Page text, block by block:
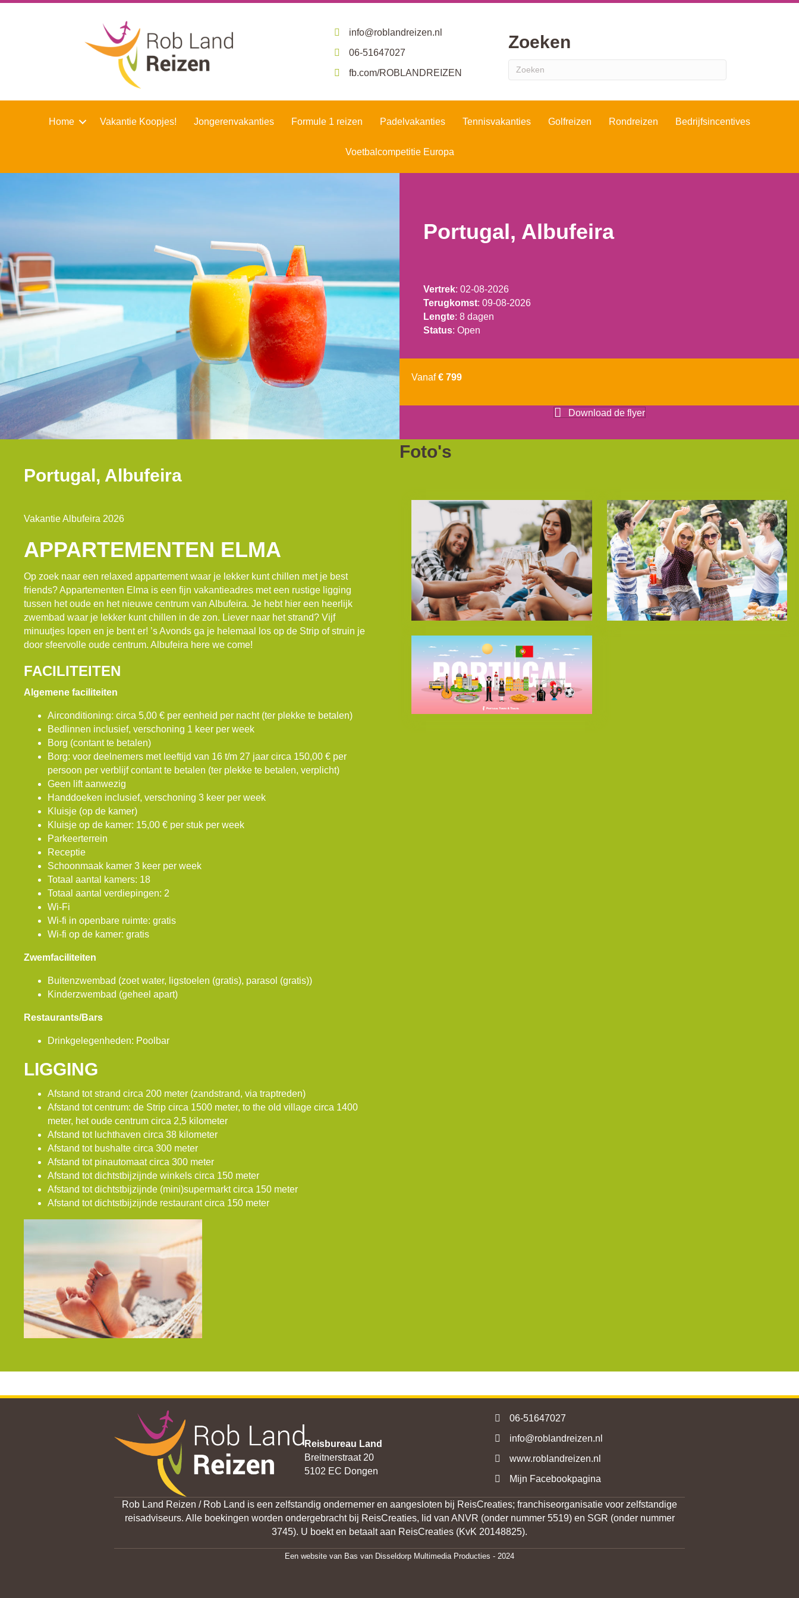
info@roblandreizen.nl
06-51647027
fb.com/ROBLANDREIZEN
Zoeken
Home Vakantie Koopjes! Jongerenvakanties Formule 1 reizen Padelvakanties Tennisvakanties Golfreizen Rondreizen Bedrijfsincentives
Voetbalcompetitie Europa
Portugal, Albufeira
Vertrek: 02-08-2026
Terugkomst: 09-08-2026
Lengte: 8 dagen
Status: Open
Vanaf€ 799
Download de flyer
Portugal, Albufeira
Foto's
Vakantie Albufeira 2026
APPARTEMENTEN ELMA
Op zoek naar een relaxed appartement waar je lekker kunt chillen met je best
friends? Appartementen Elma is een fijn vakantieadres met een rustige ligging
tussen het oude en het nieuwe centrum van Albufeira. Je hebt hier een heerlijk
zwembad waar je lekker kunt chillen in de zon. Liever naar het strand? Vijf
minuutjes lopen en je bent er! ’s Avonds ga je helemaal los op de Strip of struin je
door sfeervolle oude centrum. Albufeira here we come!
FACILITEITEN
Algemene faciliteiten
Airconditioning: circa 5,00 € per eenheid per nacht (ter plekke te betalen)
Bedlinnen inclusief, verschoning 1 keer per week
Borg (contant te betalen)
Borg: voor deelnemers met leeftijd van 16 t/m 27 jaar circa 150,00 € per
persoon per verblijf contant te betalen (ter plekke te betalen, verplicht)
Geen lift aanwezig
Handdoeken inclusief, verschoning 3 keer per week
Kluisje (op de kamer)
Kluisje op de kamer: 15,00 € per stuk per week
Parkeerterrein
Receptie
Schoonmaak kamer 3 keer per week
Totaal aantal kamers: 18
Totaal aantal verdiepingen: 2
Wi-Fi
Wi-fi in openbare ruimte: gratis
Wi-fi op de kamer: gratis
Zwemfaciliteiten
Buitenzwembad (zoet water, ligstoelen (gratis), parasol (gratis))
Kinderzwembad (geheel apart)
Restaurants/Bars
Drinkgelegenheden: Poolbar
LIGGING
Afstand tot strand circa 200 meter (zandstrand, via traptreden)
Afstand tot centrum: de Strip circa 1500 meter, to the old village circa 1400
meter, het oude centrum circa 2,5 kilometer
Afstand tot luchthaven circa 38 kilometer
Afstand tot bushalte circa 300 meter
Afstand tot pinautomaat circa 300 meter
Afstand tot dichtstbijzijnde winkels circa 150 meter
Afstand tot dichtstbijzijnde (mini)supermarkt circa 150 meter
Afstand tot dichtstbijzijnde restaurant circa 150 meter
Reisbureau Land
Breitnerstraat 20
5102 EC Dongen
06-51647027
info@roblandreizen.nl
https://roblandreizen.nl/
www.roblandreizen.nl
Mijn Facebookpagina
Rob Land Reizen / Rob Land is een zelfstandig ondernemer en aangesloten bij ReisCreaties; franchiseorganisatie voor zelfstandige
reisadviseurs. Alle boekingen worden ondergebracht bij ReisCreaties, lid van ANVR (onder nummer 5519) en SGR (onder nummer
3745). U boekt en betaalt aan ReisCreaties (KvK 20148825).
Een website van Bas van Disseldorp Multimedia Producties - 2024